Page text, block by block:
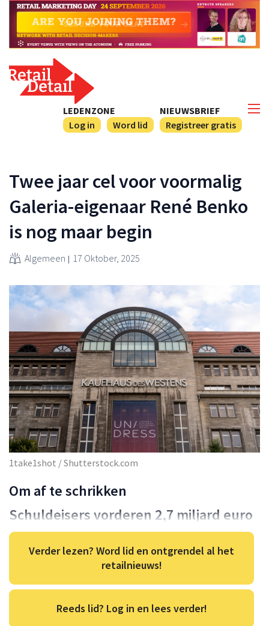
NIEUWSBRIEF
Registreer gratis
LEDENZONE
Log in
Word lid
Twee jaar cel voor voormalig
Galeria-eigenaar René Benko
is nog maar begin
Algemeen 17 Oktober, 2025
1take1shot / Shutterstock.com
Om af te schrikken
Schuldeisers vorderen 2,7 miljard euro
Verder lezen? Word lid en ontgrendel al het
retailnieuws!
Reeds lid? Log in en lees verder!